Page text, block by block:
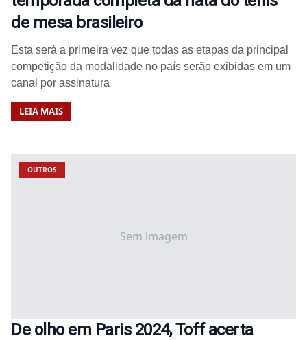
de mesa brasileiro
Esta será a primeira vez que todas as etapas da principal
competição da modalidade no país serão exibidas em um
canal por assinatura
LEIA MAIS
Sem imagem
OUTROS
De olho em Paris 2024, Toff acerta